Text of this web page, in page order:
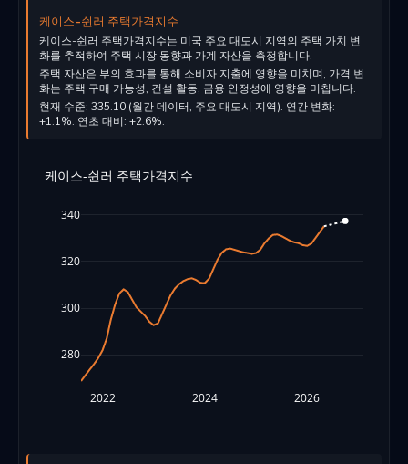
케이스-쉰러 주택가격지수
케이스-쉰러 주택가격지수는 미국 주요 대도시 지역의 주택 가치 변
화를 추적하여 주택 시장 동향과 가계 자산을 측정합니다.
주택 자산은 부의 효과를 통해 소비자 지출에 영향을 미치며, 가격 변
화는 주택 구매 가능성, 건설 활동, 금융 안정성에 영향을 미칩니다.
현재 수준: 335.10 (월간 데이터, 주요 대도시 지역). 연간 변화:
+1.1%. 연초 대비: +2.6%.
2022 2024 2026
280
300
320
340
케이스-쉰러 주택가격지수